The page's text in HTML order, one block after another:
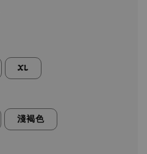
XL
淺褐色